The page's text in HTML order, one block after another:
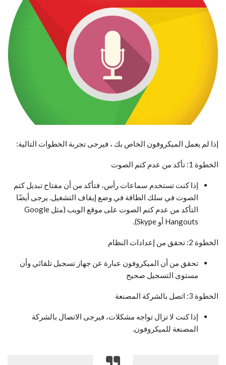
إذا لم يعمل الميكروفون الخاص بك ، فيرجى تجربة الخطوات التالية:
الخطوة 1: تأكد من عدم كتم الصوت
إذا كنت تستخدم سماعات رأس، فتأكد من أن مفتاح تبديل كتم
الصوت في سلك الطاقة في وضع إيقاف التشغيل. يرجى أيضًا
التأكد من عدم كتم الصوت على موقع الويب (مثل Google
Hangouts أو Skype).
الخطوة 2: تحقق من إعدادات النظام
تحقق من أن الميكروفون عبارة عن جهاز تسجيل تلقائي وأن
مستوى التسجيل صحيح
الخطوة 3: اتصل بالشركة المصنعة
إذا كنت لا تزال تواجه مشكلات، فيرجى الاتصال بالشركة
المصنعة للميكروفون.